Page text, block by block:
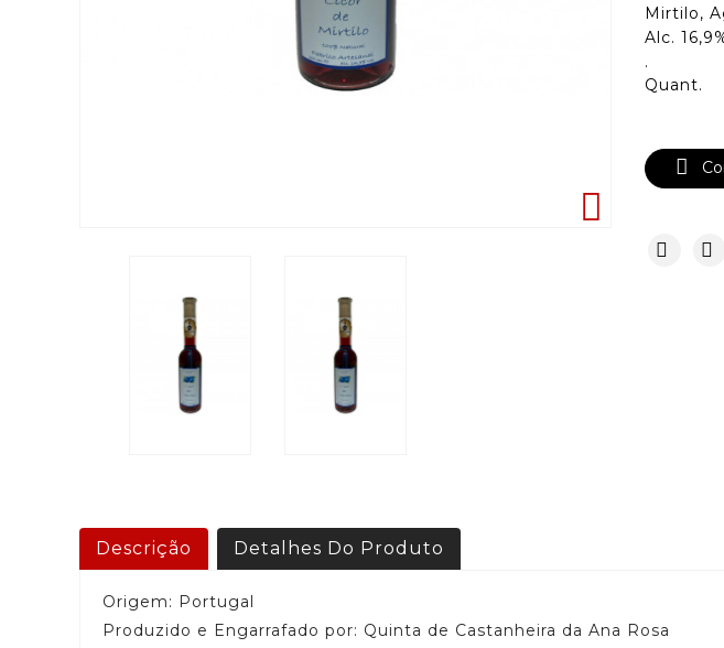

Mirtilo,
Alc.
.
Quant.

Descrição Detalhes Do Produto
Origem: Portugal
Produzido e Engarrafado por: Quinta de Castanheira da Ana Rosa